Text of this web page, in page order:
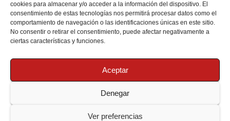
cookies para almacenar y/o acceder a la información del dispositivo. El
consentimiento de estas tecnologías nos permitirá procesar datos como el
comportamiento de navegación o las identificaciones únicas en este sitio.
No consentir o retirar el consentimiento, puede afectar negativamente a
ciertas características y funciones.
Aceptar
Denegar
Ver preferencias